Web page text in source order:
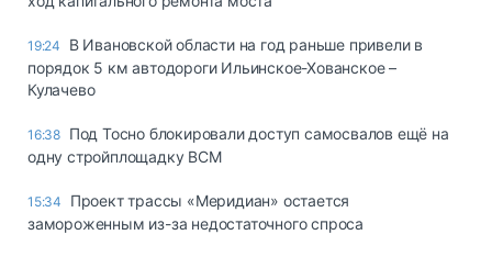
19:24
В Ивановской области на год раньше привели в
порядок 5 км автодороги Ильинское-Хованское –
Кулачево
16:38 Под Тосно блокировали доступ самосвалов ещё на
одну стройплощадку ВСМ
15:34
Проект трассы «Меридиан» остается
замороженным из-за недостаточного спроса